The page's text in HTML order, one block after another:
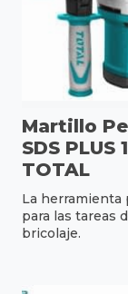
Martillo
SDS PLUS
TOTAL
La herramienta
para las tareas
bricolaje.